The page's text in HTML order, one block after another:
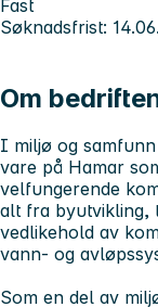
Fast
Søknadsfrist:
Om
I miljø og samfunn
vare på Hamar
velfungerende
alt fra byutvikling,
vedlikehold av
vann- og
Som en del av